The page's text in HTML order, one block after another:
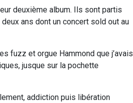
deuxième album. Ils sont partis
ans dont un concert sold out au
fuzz et orgue Hammond que j’avais
jusque sur la pochette
addiction puis libération